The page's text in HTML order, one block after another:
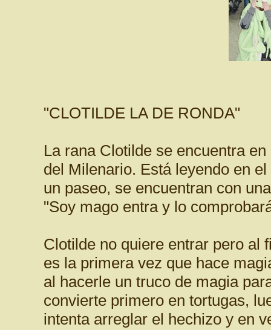
"CLOTILDE LA DE RONDA"
La rana Clotilde se encuentra
del Milenario. Está leyendo en
un paseo, se encuentran con
"Soy mago entra y lo
Clotilde no quiere entrar pero al
es la primera vez que hace
al hacerle un truco de magia
convierte primero en tortugas,
intenta arreglar el hechizo y en